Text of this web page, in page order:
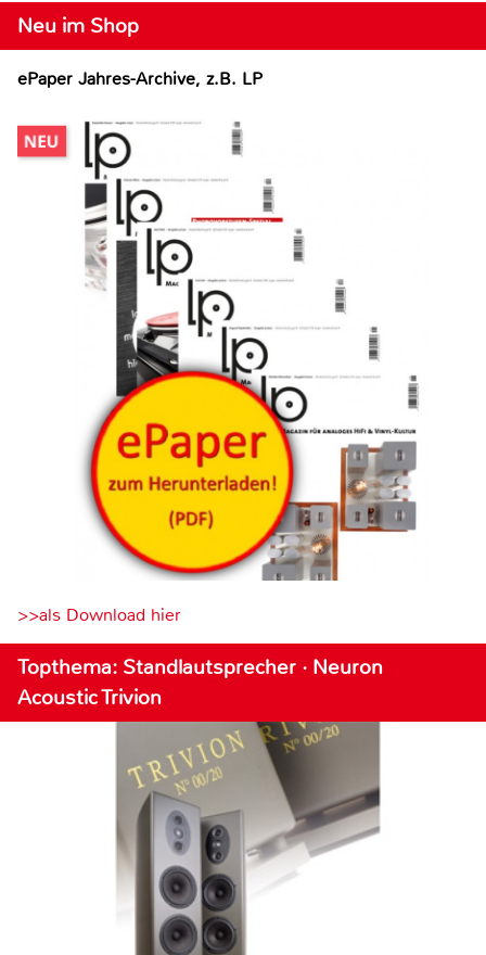
Neu im Shop
ePaper Jahres-Archive, z.B. LP
>>als Download hier
Topthema: Standlautsprecher · Neuron
Acoustic Trivion